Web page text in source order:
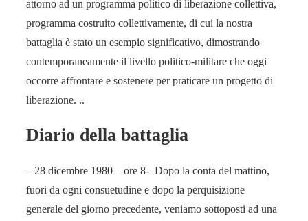
attorno ad un programma politico di liberazione collettiva,
programma costruito collettivamente, di cui la nostra
battaglia è stato un esempio significativo, dimostrando
contemporaneamente il livello politico-militare che oggi
occorre affrontare e sostenere per praticare un progetto di
liberazione. ..
Diario della battaglia
– 28 dicembre 1980 – ore 8- Dopo la conta del mattino,
fuori da ogni consuetudine e dopo la perquisizione
generale del giorno precedente, veniamo sottoposti ad una